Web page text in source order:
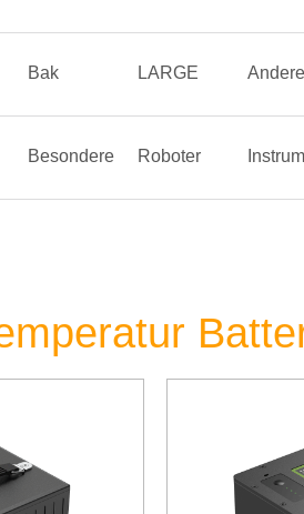
Bak LARGE Andere
Besondere Roboter